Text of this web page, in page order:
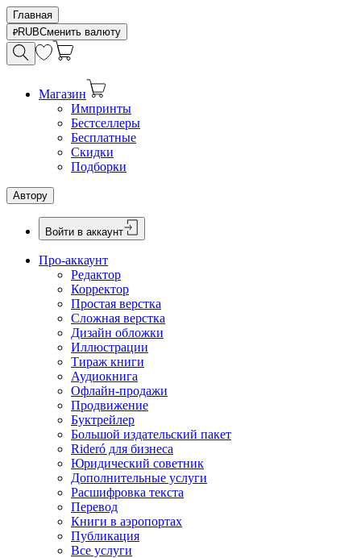
Главная
RUBСменить валюту
Магазин
Импринты
Бестселлеры
Бесплатные
Скидки
Подборки
Автору
Войти в аккаунт
Про-аккаунт
Редактор
Корректор
Простая верстка
Сложная верстка
Дизайн обложки
Иллюстрации
Тираж книги
Аудиокнига
Офлайн-продажи
Продвижение
Буктрейлер
Большой издательский пакет
Rideró для бизнеса
Юридический советник
Дополнительные услуги
Расшифровка текста
Перевод
Книги в аэропортах
Публикация
Все услуги